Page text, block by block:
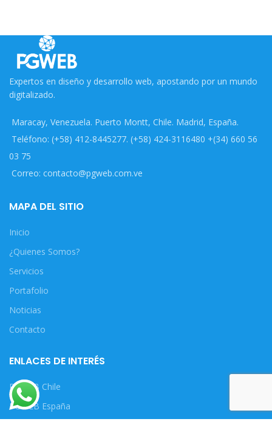
Expertos en diseño y desarrollo web, apostando por un mundo
digitalizado.
Maracay, Venezuela. Puerto Montt, Chile. Madrid, España.
Teléfono: (+58) 412-8445277. (+58) 424-3116480 +(34) 660 56
03 75
Correo: contacto@pgweb.com.ve
MAPA DEL SITIO
Inicio
¿Quienes Somos?
Servicios
Portafolio
Noticias
Contacto
ENLACES DE INTERÉS
PGWEB Chile
PGWEB España